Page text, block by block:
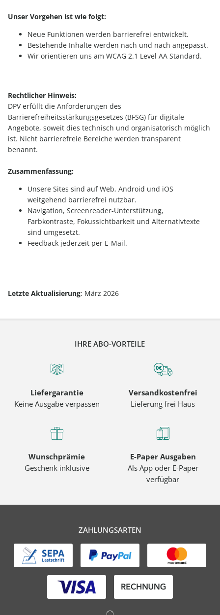
Unser Vorgehen ist wie folgt:
Neue Funktionen werden barrierefrei entwickelt.
Bestehende Inhalte werden nach und nach angepasst.
Wir orientieren uns am WCAG 2.1 Level AA Standard.
Rechtlicher Hinweis:
DPV erfüllt die Anforderungen des
Barrierefreiheitsstärkungsgesetzes (BFSG) für digitale
Angebote, soweit dies technisch und organisatorisch möglich
ist. Nicht barrierefreie Bereiche werden transparent
benannt.
Zusammenfassung:
Unsere Sites sind auf Web, Android und iOS
weitgehend barrierefrei nutzbar.
Navigation, Screenreader-Unterstützung,
Farbkontraste, Fokussichtbarkeit und Alternativtexte
sind umgesetzt.
Feedback jederzeit per E-Mail.
Letzte Aktualisierung: März 2026
IHRE ABO-VORTEILE
Liefergarantie
Keine Ausgabe verpassen
Versandkostenfrei
Lieferung frei Haus
Wunschprämie
Geschenk inklusive
E-Paper Ausgaben
Als App oder E-Paper
verfügbar
ZAHLUNGSARTEN